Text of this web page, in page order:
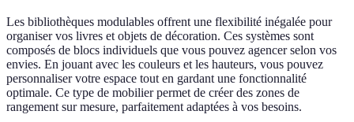
Les bibliothèques modulables offrent une flexibilité inégalée pour
organiser vos livres et objets de décoration. Ces systèmes sont
composés de blocs individuels que vous pouvez agencer selon vos
envies. En jouant avec les couleurs et les hauteurs, vous pouvez
personnaliser votre espace tout en gardant une fonctionnalité
optimale. Ce type de mobilier permet de créer des zones de
rangement sur mesure, parfaitement adaptées à vos besoins.